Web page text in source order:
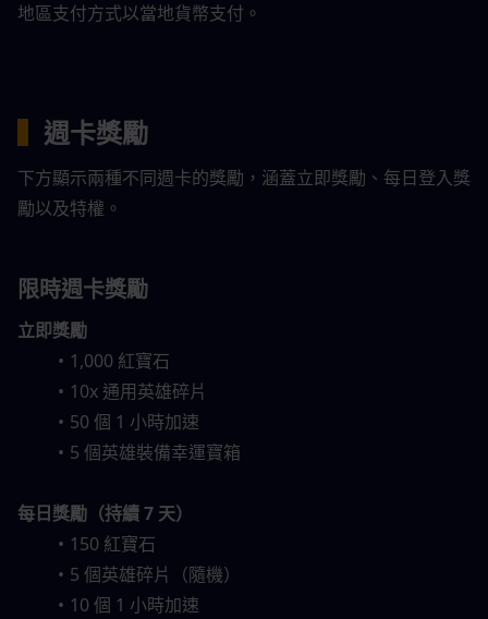
地區支付方式以當地貨幣支付。
週卡獎勵
下方顯示兩種不同週卡的獎勵，涵蓋立即獎勵、每日登入獎
勵以及特權。
限時週卡獎勵
立即獎勵
1,000 紅寶石
10x 通用英雄碎片
50 個 1 小時加速
5 個英雄裝備幸運寶箱
每日獎勵（持續 7 天）
150 紅寶石
5 個英雄碎片（隨機）
10 個 1 小時加速